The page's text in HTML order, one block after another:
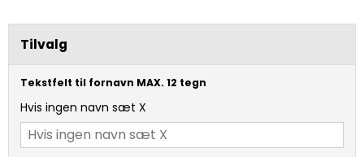
Tilvalg
Tekstfelt til fornavn MAX. 12 tegn
Hvis ingen navn sæt X